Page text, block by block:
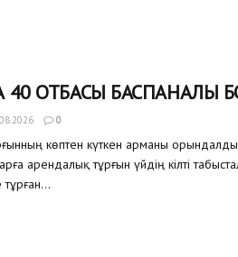
40 ОТБАСЫ БАСПАНАЛЫ
0
көптен күткен арманы
арендалық тұрғын үйдің кілті
тұрған...